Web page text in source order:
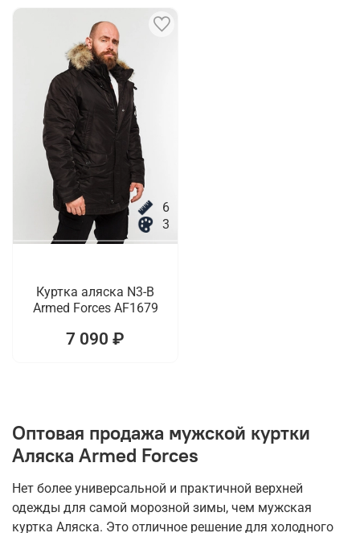
6
3
Куртка аляска N3-B
Armed Forces AF1679
7 090 ₽
Оптовая продажа мужской куртки
Аляска Armed Forces
Нет более универсальной и практичной верхней
одежды для самой морозной зимы, чем мужская
куртка Аляска. Это отличное решение для холодного